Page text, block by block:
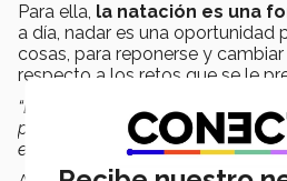
Para ella, la natación es una
a día, nadar es una oportunidad
cosas, para reponerse y
respecto a los retos que se le
“Lo que más me motiva es ganar
paralímpica. Esa es mi meta, y
entrenando todos los días”,